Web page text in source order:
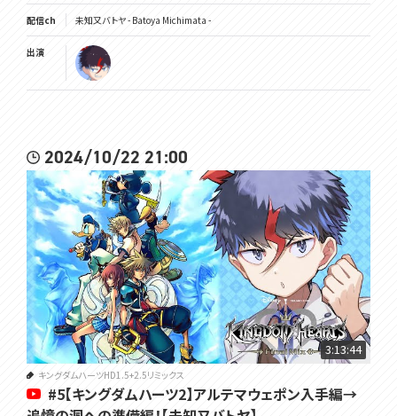
配信ch 未知又バトヤ - Batoya Michimata -
出演
2024/10/22 21:00
3:13:44
キングダムハーツHD1.5+2.5リミックス
#5【キングダムハーツ2】アルテマウェポン入手編→